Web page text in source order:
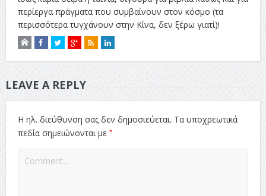
περίεργα πράγματα που συμβαίνουν στον κόσμο (τα
περισσότερα τυγχάνουν στην Κίνα, δεν ξέρω γιατί)!
LEAVE A REPLY
Η ηλ. διεύθυνση σας δεν δημοσιεύεται. Τα υποχρεωτικά
πεδία σημειώνονται με *